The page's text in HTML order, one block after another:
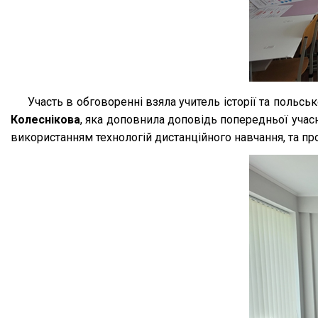
Участь в обговоренні взяла учитель історії та
Колеснікова, яка доповнила доповідь попередньої
використанням технологій дистанційного навчання, та